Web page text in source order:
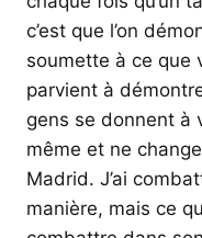
c’est que l’on
soumette à ce que
parvient à
gens se donnent à
même et ne
Madrid. J’ai
manière, mais ce